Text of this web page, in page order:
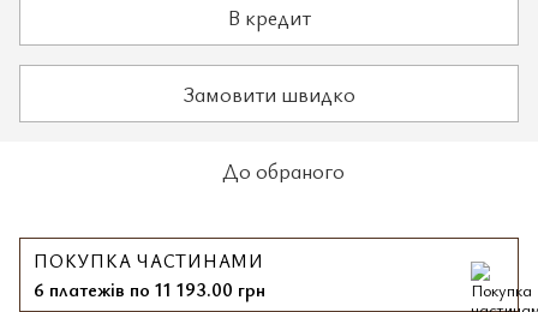
В кредит
Замовити швидко
До обраного
ПОКУПКА ЧАСТИНАМИ
6 платежів по 11 193.00 грн